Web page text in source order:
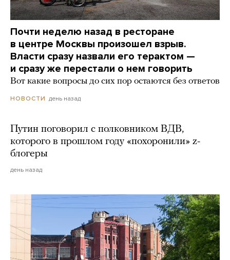
Почти неделю назад в ресторане
в центре Москвы произошел взрыв.
Власти сразу назвали его терактом —
и сразу же перестали о нем говорить
Вот какие вопросы до сих пор остаются без ответов
НОВОСТИ день назад
Путин поговорил с полковником ВДВ,
которого в прошлом году «похоронили» z-
блогеры
день назад